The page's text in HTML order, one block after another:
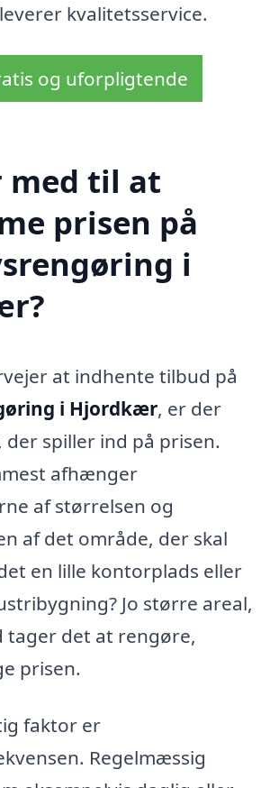
kvalitetsservice.
og uforpligtende
med til at
prisen på
i
at indhente tilbud på
i Hjordkær, er der
spiller ind på prisen.
afhænger
af størrelsen og
af det område, der skal
en lille kontorplads eller
Jo større areal,
det at rengøre,
prisen.
faktor er
Regelmæssig